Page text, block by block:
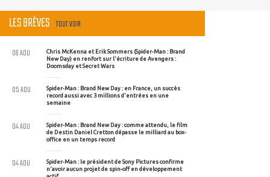
LES BRÈVES TOUT VOIR
Chris McKenna et Erik Sommers (Spider-Man : Brand
New Day) en renfort sur l'écriture de Avengers :
Doomsday et Secret Wars
06 AOU
Spider-Man : Brand New Day : en France, un succès
record aussi avec 3 millions d'entrées en une
semaine
05 AOU
Spider-Man : Brand New Day : comme attendu, le film
de Destin Daniel Cretton dépasse le milliard au box-
office en un temps record
04 AOU
Spider-Man : le président de Sony Pictures confirme
n'avoir aucun projet de spin-off en développement
04 AOU